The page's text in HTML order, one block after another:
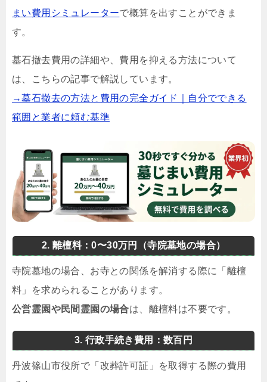
まい費用シミュレーターで概算を出すことができま
す。
墓石撤去費用の詳細や、費用を抑える方法について
は、こちらの記事で解説しています。
→墓石撤去の方法と費用の完全ガイド｜自分でできる
範囲と業者に頼む基準
2. 離檀料：0〜30万円（寺院墓地の場合）
寺院墓地の場合、お寺との関係を解消する際に「離檀
料」を求められることがあります。
公営霊園や民間霊園の場合は、離檀料は不要です。
3. 行政手続き費用：数百円
丹波篠山市役所で「改葬許可証」を取得する際の費用